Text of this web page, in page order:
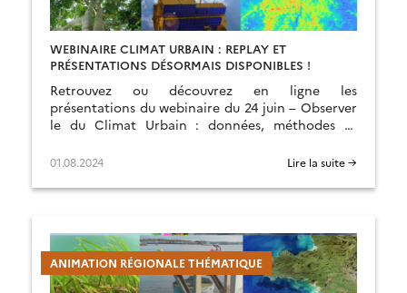
WEBINAIRE CLIMAT URBAIN : REPLAY ET
PRÉSENTATIONS DÉSORMAIS DISPONIBLES !
Retrouvez ou découvrez en ligne les
présentations du webinaire du 24 juin – Observer
le du Climat Urbain : données, méthodes et
01.08.2024 Lire la suite →
ANIMATION RÉGIONALE THÉMATIQUE